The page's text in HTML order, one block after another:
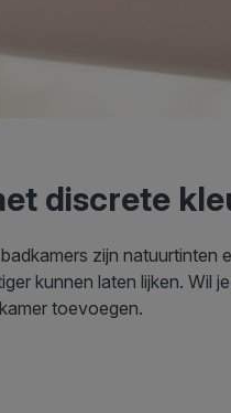
discrete
zijn natuurtinten
kunnen laten lijken. Wil
toevoegen.